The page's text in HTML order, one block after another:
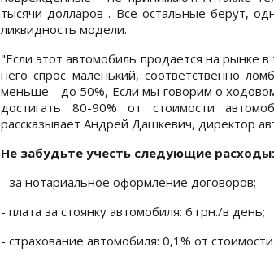
тысячи долларов . Все остальные берут,
ликвидность модели.
"Если этот автомобиль продается на рынке
него спрос маленький, соответственно
меньше - до 50%, Если мы говорим о
достигать 80-90% от стоимости
рассказывает Андрей Дашкевич, директор
Не забудьте учесть следующие расходы:
- за нотариальное оформление договоров;
- плата за стоянку автомобиля: 6 грн./в день;
- страхование автомобиля: 0,1% от